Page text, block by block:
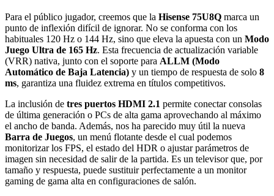
Para el público jugador, creemos que la Hisense 75U8Q marca un
punto de inflexión difícil de ignorar. No se conforma con los
habituales 120 Hz o 144 Hz, sino que eleva la apuesta con un Modo
Juego Ultra de 165 Hz. Esta frecuencia de actualización variable
(VRR) nativa, junto con el soporte para ALLM (Modo
Automático de Baja Latencia) y un tiempo de respuesta de solo 8
ms, garantiza una fluidez extrema en títulos competitivos.
La inclusión de tres puertos HDMI 2.1 permite conectar consolas
de última generación o PCs de alta gama aprovechando al máximo
el ancho de banda. Además, nos ha parecido muy útil la nueva
Barra de Juegos, un menú flotante desde el cual podemos
monitorizar los FPS, el estado del HDR o ajustar parámetros de
imagen sin necesidad de salir de la partida. Es un televisor que, por
tamaño y respuesta, puede sustituir perfectamente a un monitor
gaming de gama alta en configuraciones de salón.